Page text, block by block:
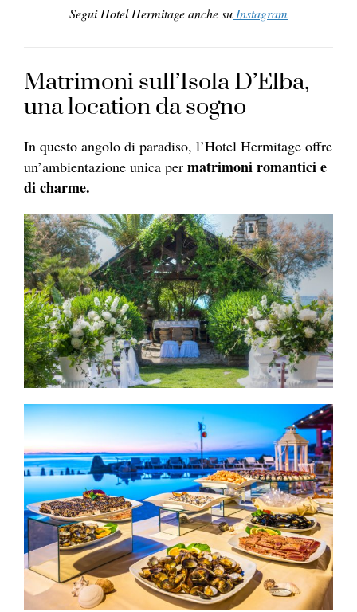
Segui Hotel Hermitage anche su Instagram
Matrimoni sull’Isola D’Elba,
una location da sogno
In questo angolo di paradiso, l’Hotel Hermitage offre
un’ambientazione unica per matrimoni romantici e
di charme.